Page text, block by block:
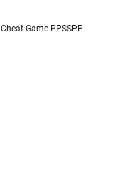
Cheat Game PPSSPP